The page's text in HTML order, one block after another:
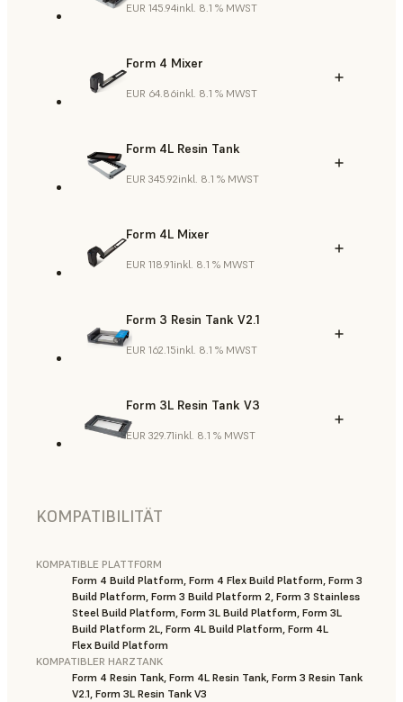
EUR 145.94inkl. 8.1 % MWST
Form 4 Mixer
EUR 64.86inkl. 8.1 % MWST
Form 4L Resin Tank
EUR 345.92inkl. 8.1 % MWST
Form 4L Mixer
EUR 118.91inkl. 8.1 % MWST
Form 3 Resin Tank V2.1
EUR 162.15inkl. 8.1 % MWST
Form 3L Resin Tank V3
EUR 329.71inkl. 8.1 % MWST
KOMPATIBILITÄT
KOMPATIBLE PLATTFORM
Form 4 Build Platform, Form 4 Flex Build Platform, Form 3
Build Platform, Form 3 Build Platform 2, Form 3 Stainless
Steel Build Platform, Form 3L Build Platform, Form 3L
Build Platform 2L, Form 4L Build Platform, Form 4L
Flex Build Platform
KOMPATIBLER HARZTANK
Form 4 Resin Tank, Form 4L Resin Tank, Form 3 Resin Tank
V2.1, Form 3L Resin Tank V3